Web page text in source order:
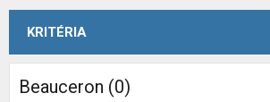
KRITÉRIA
Beauceron (0)